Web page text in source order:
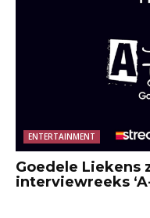
ENTERTAINMENT
Goedele Liekens
interviewreeks